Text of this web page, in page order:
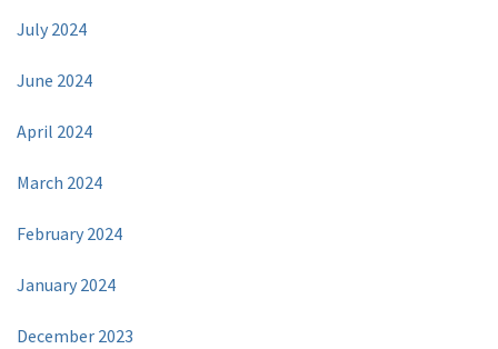
July 2024
June 2024
April 2024
March 2024
February 2024
January 2024
December 2023